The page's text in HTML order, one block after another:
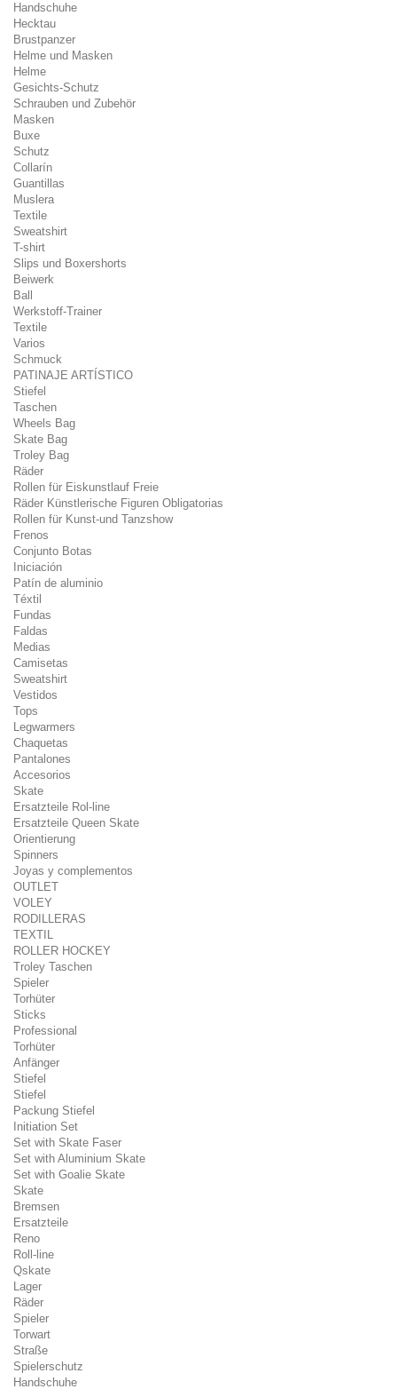
Handschuhe
Hecktau
Brustpanzer
Helme und Masken
Helme
Gesichts-Schutz
Schrauben und Zubehör
Masken
Buxe
Schutz
Collarín
Guantillas
Muslera
Textile
Sweatshirt
T-shirt
Slips und Boxershorts
Beiwerk
Ball
Werkstoff-Trainer
Textile
Varios
Schmuck
PATINAJE ARTÍSTICO
Stiefel
Taschen
Wheels Bag
Skate Bag
Troley Bag
Räder
Rollen für Eiskunstlauf Freie
Räder Künstlerische Figuren Obligatorias
Rollen für Kunst-und Tanzshow
Frenos
Conjunto Botas
Iniciación
Patín de aluminio
Téxtil
Fundas
Faldas
Medias
Camisetas
Sweatshirt
Vestidos
Tops
Legwarmers
Chaquetas
Pantalones
Accesorios
Skate
Ersatzteile Rol-line
Ersatzteile Queen Skate
Orientierung
Spinners
Joyas y complementos
OUTLET
VOLEY
RODILLERAS
TEXTIL
ROLLER HOCKEY
Troley Taschen
Spieler
Torhüter
Sticks
Professional
Torhüter
Anfänger
Stiefel
Stiefel
Packung Stiefel
Initiation Set
Set with Skate Faser
Set with Aluminium Skate
Set with Goalie Skate
Skate
Bremsen
Ersatzteile
Reno
Roll-line
Qskate
Lager
Räder
Spieler
Torwart
Straße
Spielerschutz
Handschuhe